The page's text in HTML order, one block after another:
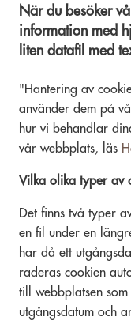
När du besöker
information med
liten datafil med
"Hantering av
använder dem på
hur vi behandlar
vår webbplats, läs
Vilka olika typer av
Det finns två typer
en fil under en
har då ett
raderas cookien
till webbplatsen som
utgångsdatum och